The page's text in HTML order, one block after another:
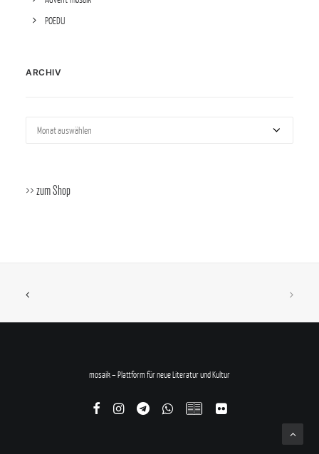
POEDU
ARCHIV
Archiv
>> zum Shop
mosaik – Plattform für neue Literatur und Kultur